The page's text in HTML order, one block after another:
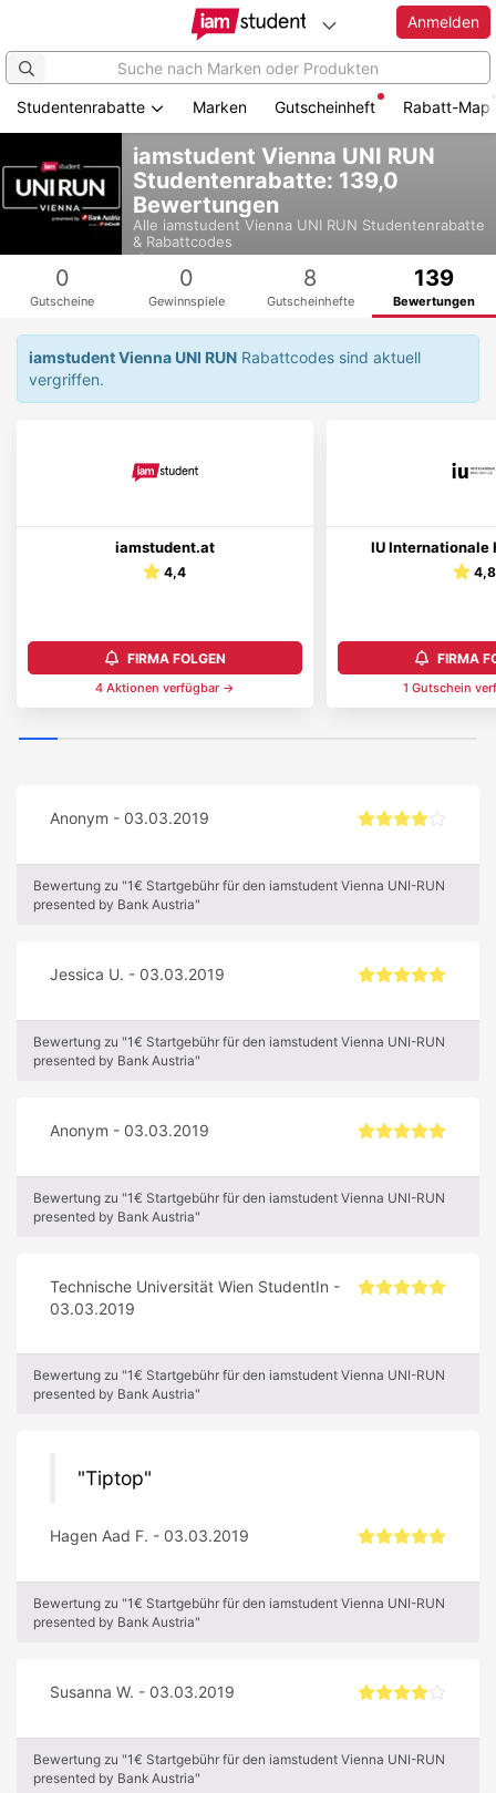
Hauptinhalt
springen
Anmelden
Studentenrabatte Marken Gutscheinheft Rabatt-Map
iamstudent Vienna UNI RUN
Studentenrabatte: 139,0
Bewertungen
Alle iamstudent Vienna UNI RUN Studentenrabatte
& Rabattcodes
0
Gutscheine
0
Gewinnspiele
8
Gutscheinhefte
139
Bewertungen
iamstudent Vienna UNI RUN Rabattcodes sind aktuell
vergriffen.
iamstudent.at
4,4
FIRMA FOLGEN
4 Aktionen verfügbar →
IU Internationale
4,8
FIRMA
1 Gutschein
Anonym - 03.03.2019
Bewertung zu "1€ Startgebühr für den iamstudent Vienna UNI-RUN
presented by Bank Austria"
Jessica U. - 03.03.2019
Bewertung zu "1€ Startgebühr für den iamstudent Vienna UNI-RUN
presented by Bank Austria"
Anonym - 03.03.2019
Bewertung zu "1€ Startgebühr für den iamstudent Vienna UNI-RUN
presented by Bank Austria"
Technische Universität Wien StudentIn -
03.03.2019
Bewertung zu "1€ Startgebühr für den iamstudent Vienna UNI-RUN
presented by Bank Austria"
Tiptop
Hagen Aad F. - 03.03.2019
Bewertung zu "1€ Startgebühr für den iamstudent Vienna UNI-RUN
presented by Bank Austria"
Susanna W. - 03.03.2019
Bewertung zu "1€ Startgebühr für den iamstudent Vienna UNI-RUN
presented by Bank Austria"